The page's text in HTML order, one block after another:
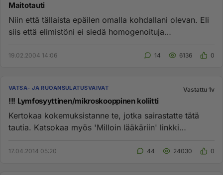
Maitotauti
Niin että tällaista epäilen omalla kohdallani olevan. Eli
siis että elimistöni ei siedä homogenoituja
19.02.2004 14:06 14 6136 0
VATSA- JA RUOANSULATUSVAIVAT Vastattu 1v
!!! Lymfosyyttinen/mikroskooppinen koliitti
Kertokaa kokemuksistanne te, jotka sairastatte tätä
tautia. Katsokaa myös 'Milloin lääkäriin' linkki
17.04.2014 05:20 44 24030 0